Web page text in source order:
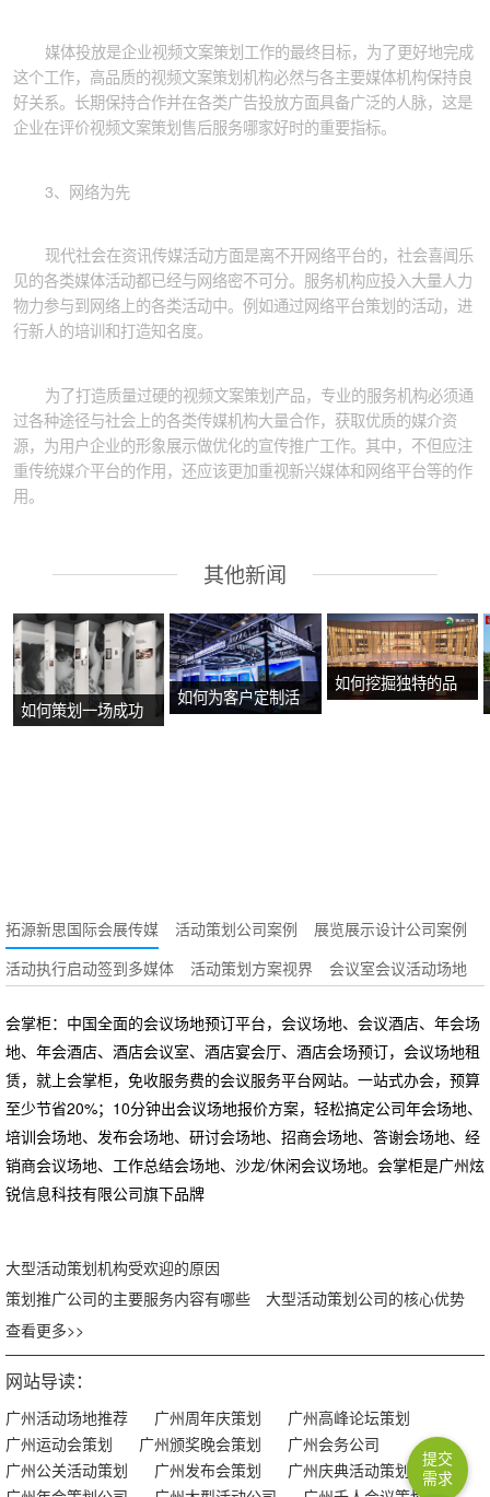
媒体投放是企业视频文案策划工作的最终目标，为了更好地完成
这个工作，高品质的视频文案策划机构必然与各主要媒体机构保持良
好关系。长期保持合作并在各类广告投放方面具备广泛的人脉，这是
企业在评价视频文案策划售后服务哪家好时的重要指标。
3、网络为先
现代社会在资讯传媒活动方面是离不开网络平台的，社会喜闻乐
见的各类媒体活动都已经与网络密不可分。服务机构应投入大量人力
物力参与到网络上的各类活动中。例如通过网络平台策划的活动，进
行新人的培训和打造知名度。
为了打造质量过硬的视频文案策划产品，专业的服务机构必须通
过各种途径与社会上的各类传媒机构大量合作，获取优质的媒介资
源，为用户企业的形象展示做优化的宣传推广工作。其中，不但应注
重传统媒介平台的作用，还应该更加重视新兴媒体和网络平台等的作
用。
其他新闻
如何策划一场成功
如何为客户定制活
如何挖掘独特的品
拓源新思国际会展传媒 活动策划公司案例
展览展示设计公司案例
活动执行启动签到多媒体
活动策划方案视界 会议室会议活动场地
会掌柜：中国全面的会议场地预订平台，会议场地、会议酒店、年会场
地、年会酒店、酒店会议室、酒店宴会厅、酒店会场预订，会议场地租
赁，就上会掌柜，免收服务费的会议服务平台网站。一站式办会，预算
至少节省20%；10分钟出会议场地报价方案，轻松搞定公司年会场地、
培训会场地、发布会场地、研讨会场地、招商会场地、答谢会场地、经
销商会议场地、工作总结会场地、沙龙/休闲会议场地。会掌柜是广州炫
锐信息科技有限公司旗下品牌
大型活动策划机构受欢迎的原因
策划推广公司的主要服务内容有哪些
大型活动策划公司的核心优势
查看更多>>
网站导读：
广州活动场地推荐 广州周年庆策划
广州高峰论坛策划
广州运动会策划
广州颁奖晚会策划
广州会务公司
广州公关活动策划
广州发布会策划
广州庆典活动策划
提交
需求